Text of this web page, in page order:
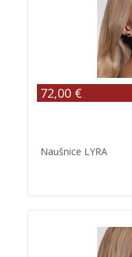
72,00 €
Naušnice LYRA